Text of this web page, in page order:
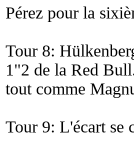
Pérez pour la
Tour 8:
1"2 de la Red
tout comme
Tour 9: L'écart se